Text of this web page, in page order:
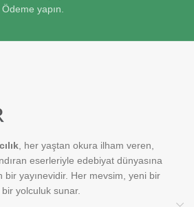
Ödeme yapın.
, her yaştan okura ilham veren,
eserleriyle edebiyat dünyasına
bir yayınevidir. Her mevsim, yeni bir
yolculuk sunar.